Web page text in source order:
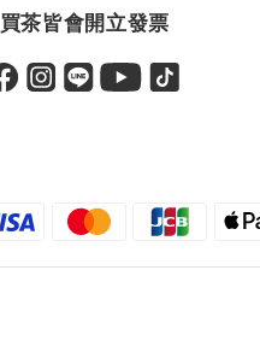
買茶皆會開立發票